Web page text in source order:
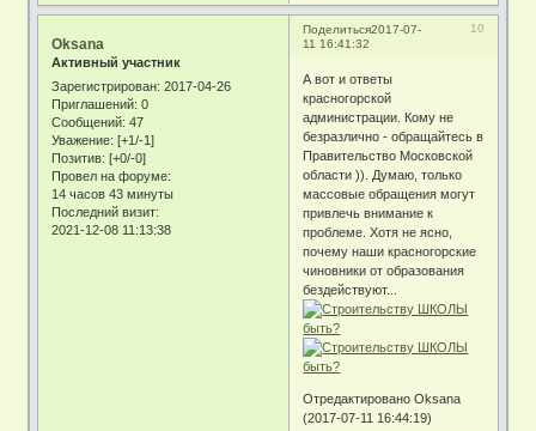
Поделиться 10
2017-07-
11 16:41:32
Oksana
Активный участник
Зарегистрирован: 2017-04-26
Приглашений: 0
Сообщений: 47
Уважение: [+1/-1]
Позитив: [+0/-0]
Провел на форуме:
14 часов 43 минуты
Последний визит:
2021-12-08 11:13:38
А вот и ответы
красногорской
администрации. Кому не
безразлично - обращайтесь в
Правительство Московской
области )). Думаю, только
массовые обращения могут
привлечь внимание к
проблеме. Хотя не ясно,
почему наши красногорские
чиновники от образования
бездействуют...
Отредактировано Oksana
(2017-07-11 16:44:19)